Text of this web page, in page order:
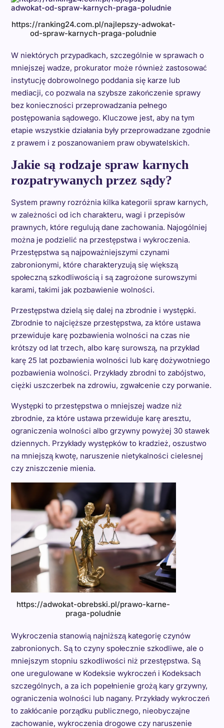
https://ranking24.com.pl/najlepszy-adwokat-
od-spraw-karnych-praga-poludnie
W niektórych przypadkach, szczególnie w sprawach o
mniejszej wadze, prokurator może również zastosować
instytucję dobrowolnego poddania się karze lub
mediacji, co pozwala na szybsze zakończenie sprawy
bez konieczności przeprowadzania pełnego
postępowania sądowego. Kluczowe jest, aby na tym
etapie wszystkie działania były przeprowadzane zgodnie
z prawem i z poszanowaniem praw obywatelskich.
Jakie są rodzaje spraw karnych
rozpatrywanych przez sądy?
System prawny rozróżnia kilka kategorii spraw karnych,
w zależności od ich charakteru, wagi i przepisów
prawnych, które regulują dane zachowania. Najogólniej
można je podzielić na przestępstwa i wykroczenia.
Przestępstwa są najpoważniejszymi czynami
zabronionymi, które charakteryzują się większą
społeczną szkodliwością i są zagrożone surowszymi
karami, takimi jak pozbawienie wolności.
Przestępstwa dzielą się dalej na zbrodnie i występki.
Zbrodnie to najcięższe przestępstwa, za które ustawa
przewiduje karę pozbawienia wolności na czas nie
krótszy od lat trzech, albo karę surowszą, na przykład
karę 25 lat pozbawienia wolności lub karę dożywotniego
pozbawienia wolności. Przykłady zbrodni to zabójstwo,
ciężki uszczerbek na zdrowiu, zgwałcenie czy porwanie.
Występki to przestępstwa o mniejszej wadze niż
zbrodnie, za które ustawa przewiduje karę aresztu,
ograniczenia wolności albo grzywny powyżej 30 stawek
dziennych. Przykłady występków to kradzież, oszustwo
na mniejszą kwotę, naruszenie nietykalności cielesnej
czy zniszczenie mienia.
https://adwokat-obrebski.pl/prawo-karne-
praga-poludnie
Wykroczenia stanowią najniższą kategorię czynów
zabronionych. Są to czyny społecznie szkodliwe, ale o
mniejszym stopniu szkodliwości niż przestępstwa. Są
one uregulowane w Kodeksie wykroczeń i Kodeksach
szczególnych, a za ich popełnienie grożą kary grzywny,
ograniczenia wolności lub nagany. Przykłady wykroczeń
to zakłócanie porządku publicznego, nieobyczajne
zachowanie, wykroczenia drogowe czy naruszenie